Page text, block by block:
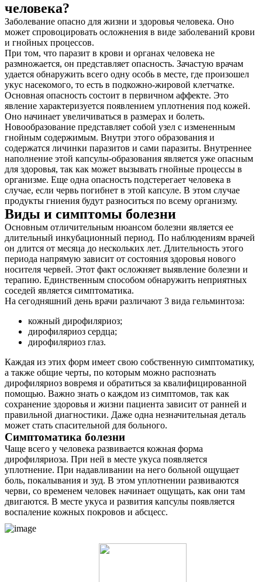
человека?
Заболевание опасно для жизни и здоровья человека. Оно
может спровоцировать осложнения в виде заболеваний крови
и гнойных процессов.
При том, что паразит в крови и органах человека не
размножается, он представляет опасность. Зачастую врачам
удается обнаружить всего одну особь в месте, где произошел
укус насекомого, то есть в подкожно-жировой клетчатке.
Основная опасность состоит в первичном аффекте. Это
явление характеризуется появлением уплотнения под кожей.
Оно начинает увеличиваться в размерах и болеть.
Новообразование представляет собой узел с измененным
гнойным содержимым. Внутри этого образования и
содержатся личинки паразитов и сами паразиты. Внутреннее
наполнение этой капсулы-образования является уже опасным
для здоровья, так как может вызывать гнойные процессы в
организме. Еще одна опасность подстерегает человека в
случае, если червь погибнет в этой капсуле. В этом случае
продукты гниения будут разноситься по всему организму.
Виды и симптомы болезни
Основным отличительным нюансом болезни является ее
длительный инкубационный период. По наблюдениям врачей
он длится от месяца до нескольких лет. Длительность этого
периода напрямую зависит от состояния здоровья нового
носителя червей. Этот факт осложняет выявление болезни и
терапию. Единственным способом обнаружить неприятных
соседей является симптоматика.
На сегодняшний день врачи различают 3 вида гельминтоза:
кожный дирофиляриоз;
дирофиляриоз сердца;
дирофиляриоз глаз.
Каждая из этих форм имеет свою собственную симптоматику,
а также общие черты, по которым можно распознать
дирофиляриоз вовремя и обратиться за квалифицированной
помощью. Важно знать о каждом из симптомов, так как
сохранение здоровья и жизни пациента зависит от ранней и
правильной диагностики. Даже одна незначительная деталь
может стать спасительной для больного.
Симптоматика болезни
Чаще всего у человека развивается кожная форма
дирофиляриоза. При ней в месте укуса появляется
уплотнение. При надавливании на него больной ощущает
боль, покалывания и зуд. В этом уплотнении развиваются
черви, со временем человек начинает ощущать, как они там
двигаются. В месте укуса и развития капсулы появляется
воспаление кожных покровов и абсцесс.